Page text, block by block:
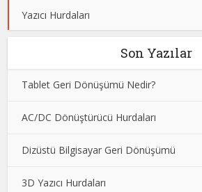
Yazıcı Hurdaları
Son Yazılar
Tablet Geri Dönüşümü Nedir?
AC/DC Dönüştürücü Hurdaları
Dizüstü Bilgisayar Geri Dönüşümü
3D Yazıcı Hurdaları